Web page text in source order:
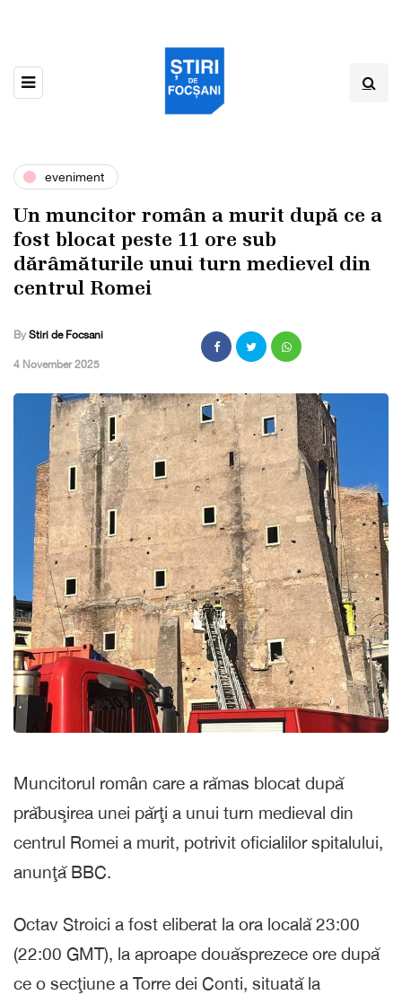
eveniment
Un muncitor român a murit după ce a
fost blocat peste 11 ore sub
dărâmăturile unui turn medievel din
centrul Romei
By Stiri de Focsani
,4 November 2025
Muncitorul român care a rămas blocat după
prăbuşirea unei părţi a unui turn medieval din
centrul Romei a murit, potrivit oficialilor spitalului,
anunţă BBC.
Octav Stroici a fost eliberat la ora locală 23:00
(22:00 GMT), la aproape douăsprezece ore după
ce o secţiune a Torre dei Conti, situată la